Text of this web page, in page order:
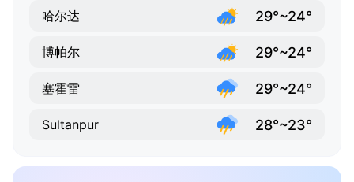
哈尔达 29°~24°
博帕尔 29°~24°
塞霍雷 29°~24°
Sultanpur 28°~23°